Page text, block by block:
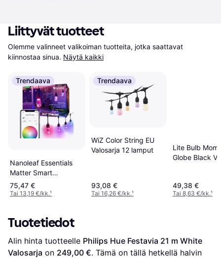
Liittyvät tuotteet
Olemme valinneet valikoiman tuotteita, jotka saattavat
kiinnostaa sinua. Näytä kaikki
Trendaava
Nanoleaf Essentials
Matter Smart
Multicolor Outdoor
String Light 15 m 55
75,47 €
Tai 13,19 €/kk.¹
Trendaava
WiZ Color String EU
Valosarja 12 lamput
93,08 €
Tai 16,26 €/kk.¹
Lite Bulb
Globe Black
49,38 €
Tai 8,63 €/kk.¹
Tuotetiedot
Alin hinta tuotteelle Philips Hue Festavia 21 m White
Valosarja on 249,00 €. Tämä on tällä hetkellä halvin